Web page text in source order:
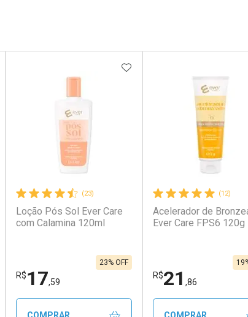
AOS FAVORITOS
(23)
Loção Pós Sol Ever Care
com Calamina 120ml
R$17,59
23% OFF
ADICIONAR AOS
(12)
Acelerador de
Ever Care FPS6 120g
R$21 ,86